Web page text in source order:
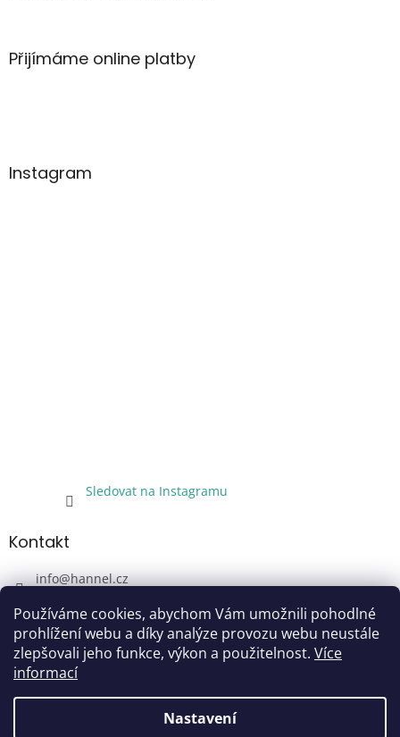
Používáme cookies, abychom Vám umožnili pohodlné
prohlížení webu a díky analýze provozu webu neustále
zlepšovali jeho funkce, výkon a použitelnost. Více
informací
Nastavení
Přijímáme online platby
Instagram
Sledovat na Instagramu
Kontakt
info@hannel.cz
+420733345621
Sledujte nás!
hannel.cz
Vytvořil Shoptet